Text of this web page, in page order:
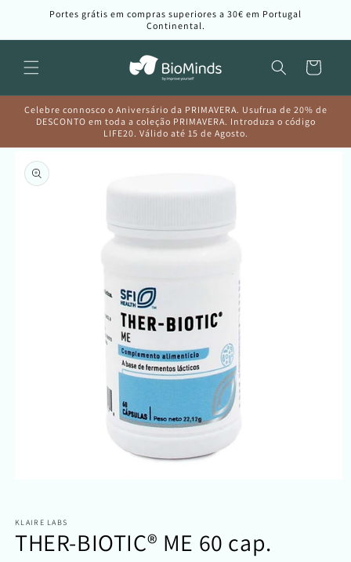
para oPortes grátis em compras superiores a 30€ em Portugal
Continental.
Carrinho
Celebre connosco o Aniversário da PRIMAVERA. Usufrua de 20% de
DESCONTO em toda a coleção PRIMAVERA. Introduza o código
LIFE20. Válido até 15 de Agosto.
informação
do produto
1
modal
KLAIRE LABS
THER-BIOTIC® ME 60 cap.